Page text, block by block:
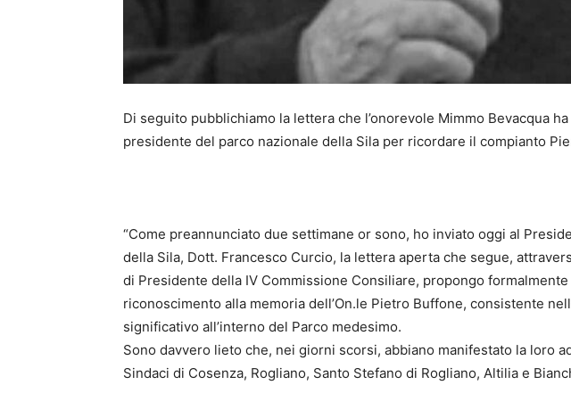
Di seguito pubblichiamo la lettera che l’onorevole Mimmo Bevacqua
presidente del parco nazionale della Sila per ricordare il compianto
“Come preannunciato due settimane or sono, ho inviato oggi al
della Sila, Dott. Francesco Curcio, la lettera aperta che segue,
di Presidente della IV Commissione Consiliare, propongo formalmente
riconoscimento alla memoria dell’On.le Pietro Buffone, consistente
significativo all’interno del Parco medesimo.
Sono davvero lieto che, nei giorni scorsi, abbiano manifestato la loro
Sindaci di Cosenza, Rogliano, Santo Stefano di Rogliano, Altilia e